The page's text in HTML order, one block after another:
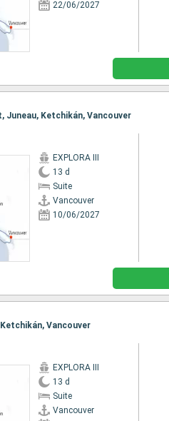
22/06/2027
Juneau, Ketchikán, Vancouver
EXPLORA III
13 d
Suite
Vancouver
10/06/2027
Vancouver
EXPLORA III
13 d
Suite
Vancouver